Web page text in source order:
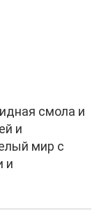
смола и
и
мир с
и